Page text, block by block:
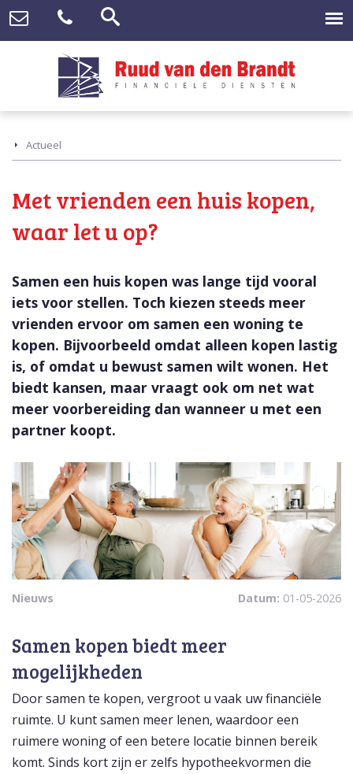
Actueel
Met vrienden een huis kopen,
waar let u op?
Samen een huis kopen was lange tijd vooral
iets voor stellen. Toch kiezen steeds meer
vrienden ervoor om samen een woning te
kopen. Bijvoorbeeld omdat alleen kopen lastig
is, of omdat u bewust samen wilt wonen. Het
biedt kansen, maar vraagt ook om net wat
meer voorbereiding dan wanneer u met een
partner koopt.
Nieuws Datum: 01-05-2026
Samen kopen biedt meer
mogelijkheden
Door samen te kopen, vergroot u vaak uw financiële
ruimte. U kunt samen meer lenen, waardoor een
ruimere woning of een betere locatie binnen bereik
komt. Sinds kort zijn er zelfs hypotheekvormen die